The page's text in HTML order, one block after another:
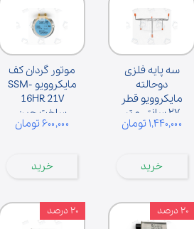
سه پایه فلزی
دوحالته
مایکروویو قطر
۲۷ سانتی‌متر
۱,۴۴۰,۰۰۰ تومان
خرید
موتور گردان کف
مایکروویو SSM-
16HR 21V
ساخت چین
۶۰۰,۰۰۰ تومان
خرید
۲۰ درصد ۲۰ درصد